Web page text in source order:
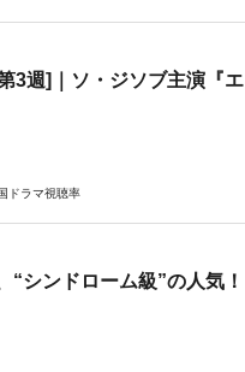
3週]｜ソ・ジソブ主演『エ
ドラマ視聴率
シンドローム級”の人気！